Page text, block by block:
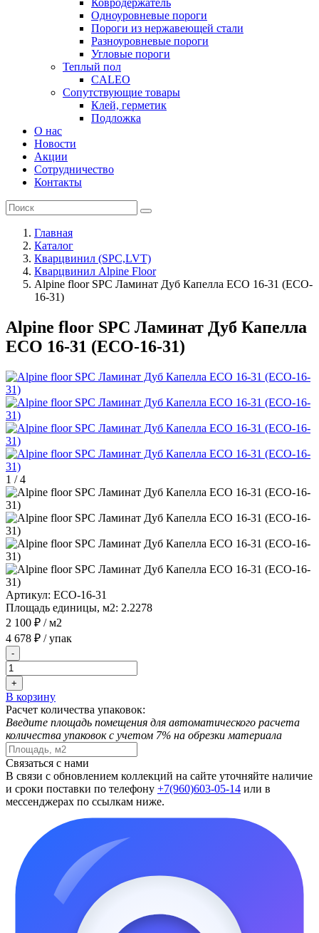
Ковродержатель
Одноуровневые пороги
Пороги из нержавеющей стали
Разноуровневые пороги
Угловые пороги
Теплый пол
CALEO
Сопутствующие товары
Клей, герметик
Подложка
О нас
Новости
Акции
Сотрудничество
Контакты
Главная
Каталог
Кварцвинил (SPC,LVT)
Кварцвинил Alpine Floor
Alpine floor SPC Ламинат Дуб Капелла ECO 16-31 (ECO-
16-31)
Alpine floor SPC Ламинат Дуб Капелла
ECO 16-31 (ECO-16-31)
1 /4
Артикул: ECO-16-31
Площадь единицы, м2: 2.2278
2 100 ₽ / м2
4 678 ₽ / упак
-
+
В корзину
Расчет количества упаковок:
Введите площадь помещения для автоматического расчета
количества упаковок с учетом 7% на обрезки материала
Связаться с нами
В связи с обновлением коллекций на сайте уточняйте наличие
и сроки поставки по телефону +7(960)603-05-14 или в
мессенджерах по ссылкам ниже.